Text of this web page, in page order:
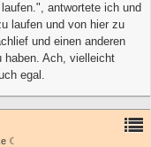
antwortete ich und
laufen und von hier zu
und einen anderen
haben. Ach, vielleicht
egal.
☾